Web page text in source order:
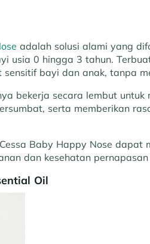
adalah solusi alami yang
usia 0 hingga 3 tahun.
bayi dan anak, tanpa
bekerja secara lembut untuk
serta memberikan
Baby Happy Nose dapat
dan kesehatan
Oil